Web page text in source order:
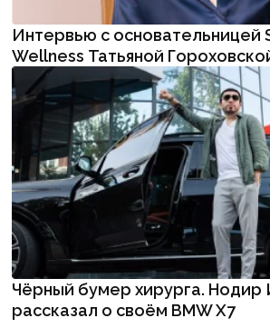
Интервью с основательницей
Wellness Татьяной
Чёрный бумер хирурга. Нодир
рассказал о своём BMW X7